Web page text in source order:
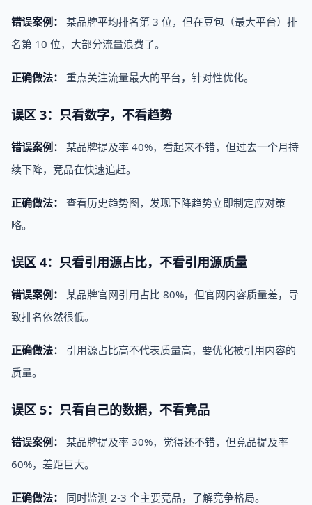
错误案例：
某品牌平均排名第 3 位，但在豆包（最大平台）排
名第 10 位，大部分流量浪费了。
正确做法： 重点关注流量最大的平台，针对性优化。
误区 3：只看数字，不看趋势
错误案例：
某品牌提及率 40%，看起来不错，但过去一个月持
续下降，竞品在快速追赶。
正确做法：
查看历史趋势图，发现下降趋势立即制定应对策
略。
误区 4：只看引用源占比，不看引用源质量
错误案例：
某品牌官网引用占比 80%，但官网内容质量差，导
致排名依然很低。
正确做法：
引用源占比高不代表质量高，要优化被引用内容的
质量。
误区 5：只看自己的数据，不看竞品
错误案例：
某品牌提及率 30%，觉得还不错，但竞品提及率
60%，差距巨大。
正确做法： 同时监测 2-3 个主要竞品，了解竞争格局。